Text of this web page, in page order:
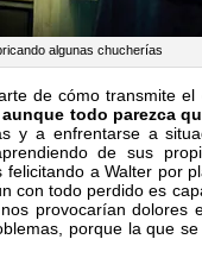
algunas chucherías
de cómo transmite
aunque todo parezca
y a enfrentarse a
de sus
a Walter por
con todo perdido es
provocarían dolores
porque la que